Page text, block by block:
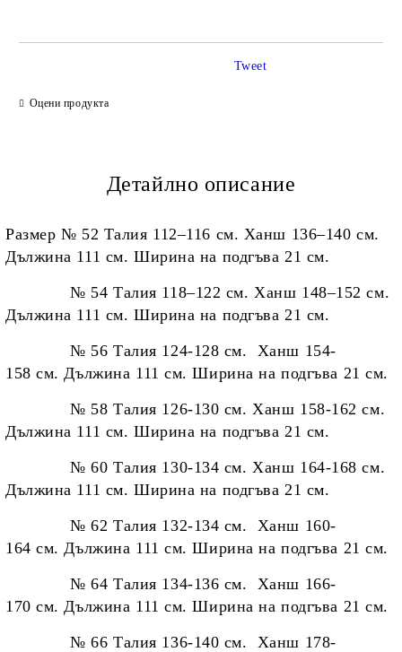
Оцени продукта
Tweet
Детайлно описание
Размер № 52 Талия 112–116 см. Ханш 136–140 см.
Дължина 111 см. Ширина на подгъва 21 см.
№ 54 Талия 118–122 см. Ханш 148–152 см.
Дължина 111 см. Ширина на подгъва 21 см.
№ 56 Талия 124-128 см. Ханш 154-
158 см. Дължина 111 см. Ширина на подгъва 21 см.
№ 58 Талия 126-130 см. Ханш 158-162 см.
Дължина 111 см. Ширина на подгъва 21 см.
№ 60 Талия 130-134 см. Ханш 164-168 см.
Дължина 111 см. Ширина на подгъва 21 см.
№ 62 Талия 132-134 см. Ханш 160-
164 см. Дължина 111 см. Ширина на подгъва 21 см.
№ 64 Талия 134-136 см. Ханш 166-
170 см. Дължина 111 см. Ширина на подгъва 21 см.
№ 66 Талия 136-140 см. Ханш 178-